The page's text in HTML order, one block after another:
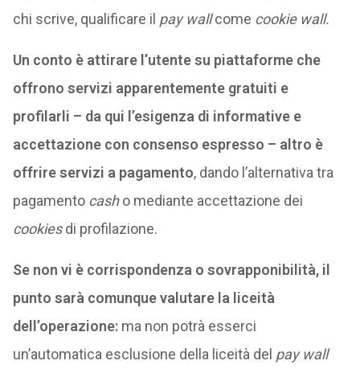
chi scrive, qualificare il pay wallcome cookie wall.
Un conto è attirare l’utente su piattaforme che
offrono servizi apparentemente gratuiti e
profilarli – da qui l’esigenza di informative e
accettazione con consenso espresso – altro è
offrire servizi a pagamento, dando l’alternativa tra
pagamento casho mediante accettazione dei
cookiesdi profilazione.
Se non vi è corrispondenza o sovrapponibilità, il
punto sarà comunque valutare la liceità
dell’operazione:ma non potrà esserci
un’automatica esclusione della liceità del pay wall